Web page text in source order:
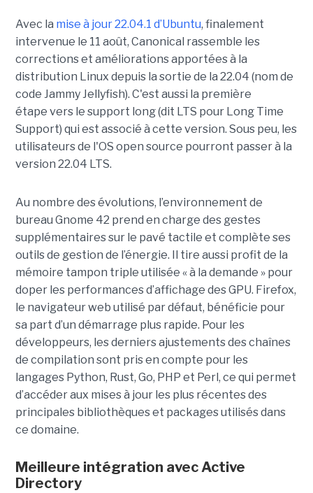
Avec la mise à jour 22.04.1 d’Ubuntu, finalement
intervenue le 11 août, Canonical rassemble les
corrections et améliorations apportées à la
distribution Linux depuis la sortie de la 22.04 (nom de
code Jammy Jellyfish). C'est aussi la première
étape vers le support long (dit LTS pour Long Time
Support) qui est associé à cette version. Sous peu, les
utilisateurs de l'OS open source pourront passer à la
version 22.04 LTS.
Au nombre des évolutions, l’environnement de
bureau Gnome 42 prend en charge des gestes
supplémentaires sur le pavé tactile et complète ses
outils de gestion de l’énergie. Il tire aussi profit de la
mémoire tampon triple utilisée « à la demande » pour
doper les performances d’affichage des GPU. Firefox,
le navigateur web utilisé par défaut, bénéficie pour
sa part d’un démarrage plus rapide. Pour les
développeurs, les derniers ajustements des chaînes
de compilation sont pris en compte pour les
langages Python, Rust, Go, PHP et Perl, ce qui permet
d’accéder aux mises à jour les plus récentes des
principales bibliothèques et packages utilisés dans
ce domaine.
Meilleure intégration avec Active
Directory